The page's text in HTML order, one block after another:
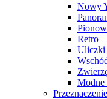
Nowy
Retro
Uliczki
Przeznaczenie